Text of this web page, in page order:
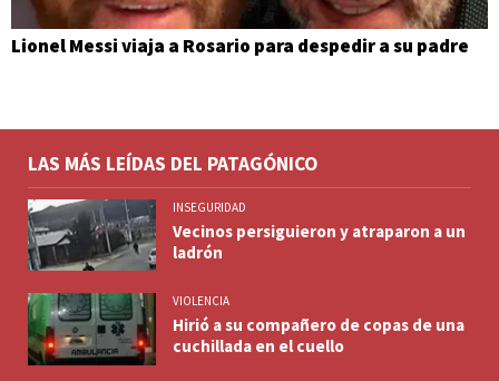
Lionel Messi viaja a Rosario para despedir a su padre
LAS MÁS LEÍDAS DEL PATAGÓNICO
INSEGURIDAD
Vecinos persiguieron y atraparon a un
ladrón
VIOLENCIA
Hirió a su compañero de copas de una
cuchillada en el cuello